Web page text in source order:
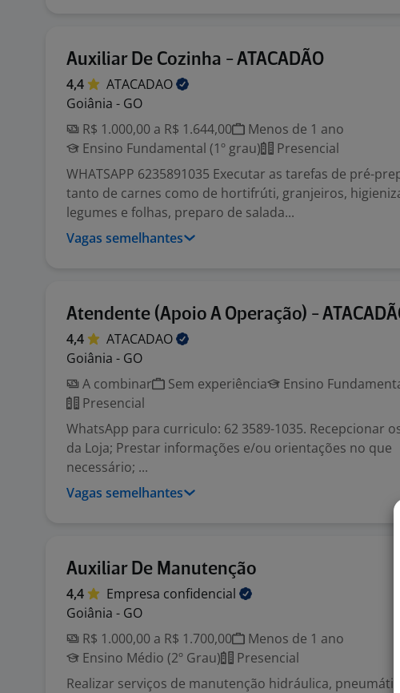
Auxiliar De Cozinha - ATACADÃO
4,4
ATACADAO
Goiânia - GO
R$ 1.000,00 a R$ 1.644,00
Menos de 1 ano
Ensino Fundamental (1º grau)
Presencial
WHATSAPP 6235891035 Executar as tarefas de pré-
tanto de carnes como de hortifrúti, granjeiros,
legumes e folhas, preparo de salada...
Vagas semelhantes
Atendente (Apoio A Operação) -
4,4
ATACADAO
Goiânia - GO
A combinar
Sem experiência
Ensino
Presencial
WhatsApp para curriculo: 62 3589-1035. Recepcionar
da Loja; Prestar informações e/ou orientações no que
necessário; ...
Vagas semelhantes
Auxiliar De Manutenção
4,4 Empresa confidencial
Goiânia - GO
R$ 1.000,00 a R$ 1.700,00
Menos de 1 ano
Ensino Médio (2º Grau)
Presencial
Realizar serviços de manutenção hidráulica,